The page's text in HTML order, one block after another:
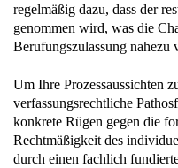
regelmäßig dazu, dass der
genommen wird, was die
Berufungszulassung nahezu
Um Ihre Prozessaussichten
verfassungsrechtliche
konkrete Rügen gegen die
Rechtmäßigkeit des
durch einen fachlich